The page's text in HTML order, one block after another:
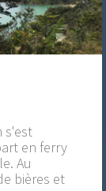
s'est
en ferry
Au
bières et